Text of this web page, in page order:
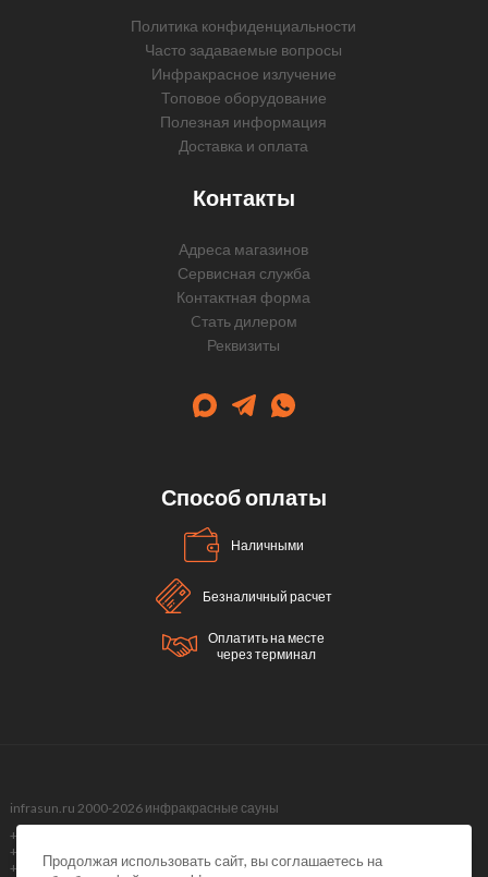
Политика конфиденциальности
Часто задаваемые вопросы
Инфракрасное излучение
Топовое оборудование
Полезная информация
Доставка и оплата
Контакты
Адреса магазинов
Сервисная служба
Контактная форма
Cтать дилером
Реквизиты
Способ оплаты
Наличными
Безналичный расчет
Оплатить на месте
через терминал
infrasun.ru 2000-2026 инфракрасные сауны
+7 (499) 495-40-51,
+7 (499) 288-09-98 ,
+7 (495) 374-51-40
Продолжая использовать сайт, вы соглашаетесь на